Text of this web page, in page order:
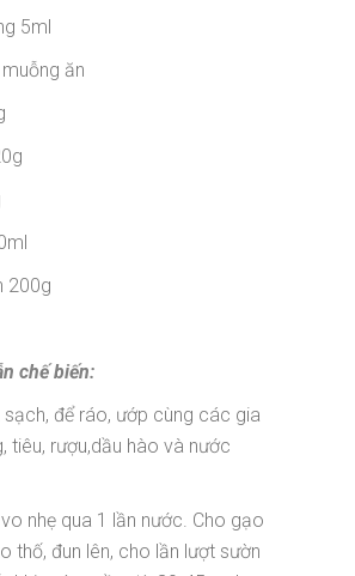
5ml
ăn
200g
chế biến:
để ráo, ướp cùng các gia
tiêu, rượu,dầu hào và nước
nhẹ qua 1 lần nước. Cho gạo
thố, đun lên, cho lần lượt sườn